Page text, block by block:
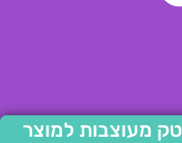
מעוצבות למוצר